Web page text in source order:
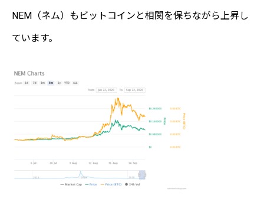
NEM（ネム）もビットコインと相関を保ちながら上昇し
ています。